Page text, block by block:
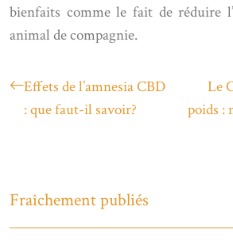
bienfaits comme le fait de réduire
animal de compagnie.
Effets de l’amnesia CBD
: que faut-il savoir?
Le
poids :
Fraîchement publiés